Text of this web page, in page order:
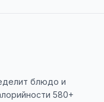
блюдо и
580+